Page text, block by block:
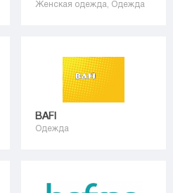
Женская одежда, Одежда
BAFI
Одежда